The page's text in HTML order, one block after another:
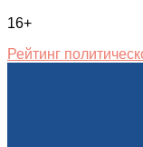
16+
Рейтинг